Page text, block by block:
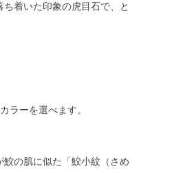
着いた印象の虎目石で、と
ラーを選べます。
の肌に似た「鮫小紋（さめ